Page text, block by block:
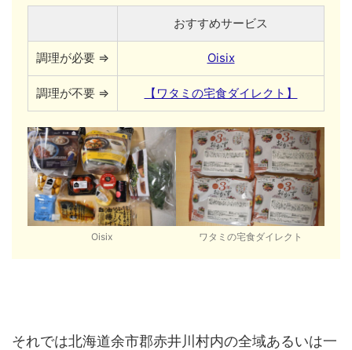
おすすめサービス
調理が必要 ⇒ Oisix
調理が不要 ⇒ 【ワタミの宅食ダイレクト】
Oisix ワタミの宅食ダイレクト
それでは北海道余市郡赤井川村内の全域あるいは一